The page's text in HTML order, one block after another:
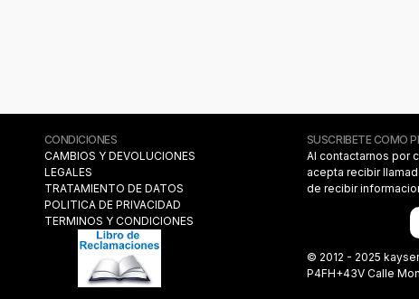
CONDICIONES
CAMBIOS Y DEVOLUCIONES
LEGALES
TRATAMIENTO DE DATOS
POLITICA DE PRIVACIDAD
TERMINOS Y CONDICIONES
SUSCRIBETE COMO
Al contactarnos por
acepta recibir
de recibir
© 2012 - 2025
P4FH+43V Calle